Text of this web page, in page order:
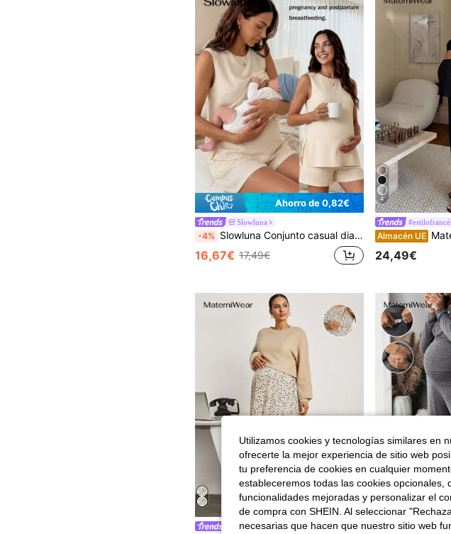
Ahorro de 0,82€
Slowluna
-4% Slowluna Conjunto casual diario de top de lactancia y shorts de unicolor para maternidad
16,67€ 17,49€
4
Almacén UE MaterniWear Conjunto de maternidad de 2 piezas de verano
24,49€
MaterniWear
6
Utilizamos cookies y tecnologías similares en
ofrecerte la mejor experiencia de sitio web
tu preferencia de cookies en cualquier
estableceremos todas las cookies
funcionalidades mejoradas y personalizar el
de compra con SHEIN. Al seleccionar
necesarias que hacen que nuestro sitio web